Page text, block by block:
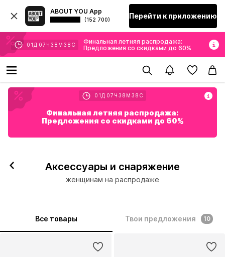
ABOUT YOU App
(152 700) Перейти к приложению
01 Д 07 Ч 38 М 37 С
Финальная летняя распродажа:
Предложения со скидками до 60%
01 Д 07 Ч 38 М 37 С
Финальная летняя распродажа:
Предложения со скидками до 60%
Аксессуары и снаряжение
женщинам на распродаже
Все товары Твои предложения 10